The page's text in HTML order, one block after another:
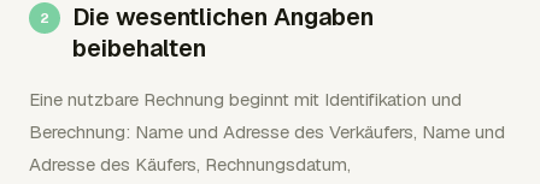
Die wesentlichen Angaben
beibehalten
Eine nutzbare Rechnung beginnt mit Identifikation und
Berechnung: Name und Adresse des Verkäufers, Name und
Adresse des Käufers, Rechnungsdatum,